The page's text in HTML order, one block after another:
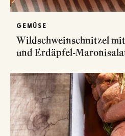
GEMÜSE
Wildschweinschnitzel
und Erdäpfel-